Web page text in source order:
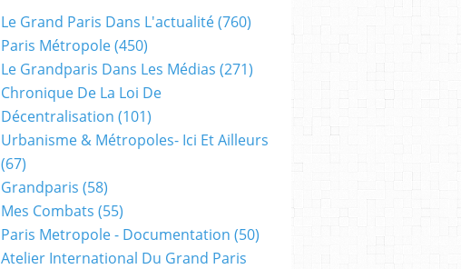
Le Grand Paris Dans L'actualité(760)
Paris Métropole(450)
Le Grandparis Dans Les Médias (271)
Chronique De La Loi De
Décentralisation (101)
Urbanisme & Métropoles- Ici Et Ailleurs
(67)
Grandparis (58)
Mes Combats (55)
Paris Metropole - Documentation (50)
Atelier International Du Grand Paris